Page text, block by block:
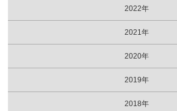
2022年
2021年
2020年
2019年
2018年